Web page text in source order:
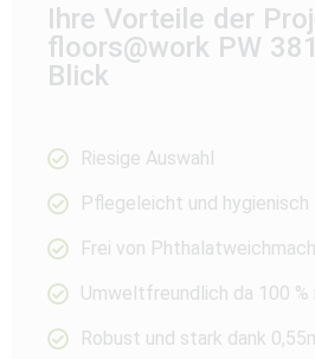
Ihre Vorteile der
floors@work PW
Blick
Riesige Auswahl
Pflegeleicht und hygienisch
Frei von
Umweltfreundlich da 100
Robust und stark dank